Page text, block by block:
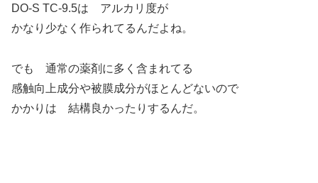
DO-S TC-9.5は アルカリ度が
かなり少なく作られてるんだよね。
でも 通常の薬剤に多く含まれてる
感触向上成分や被膜成分がほとんどないので
かかりは 結構良かったりするんだ。